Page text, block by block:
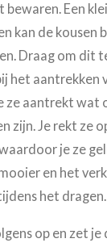
bewaren. Een
kan de kousen
Draag om dit
het aantrekken
ze aantrekt wat
zijn. Je rekt ze
je ze
en het
het dragen.
op en zet